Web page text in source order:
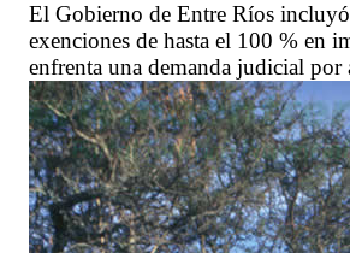
El Gobierno de Entre Ríos
exenciones de hasta el 100 % en
enfrenta una demanda judicial por